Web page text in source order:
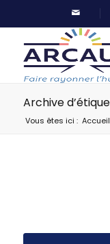
Archive
Vous êtes ici : Accueil